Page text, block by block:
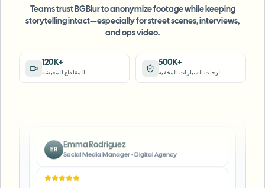
Teams trust BGBlur to anonymize footage while keeping
storytelling intact—especially for street scenes, interviews,
and ops video.
120K+
المقاطع المغبشة
500K+
لوحات السيارات المخفية
SJ
Content Creator•YouTube
blur and automatic license-plate hiding
keeps posts compliant and on-brand without
"I've used many blur filters, but the adaptive
face and plate blur here are the most natural-